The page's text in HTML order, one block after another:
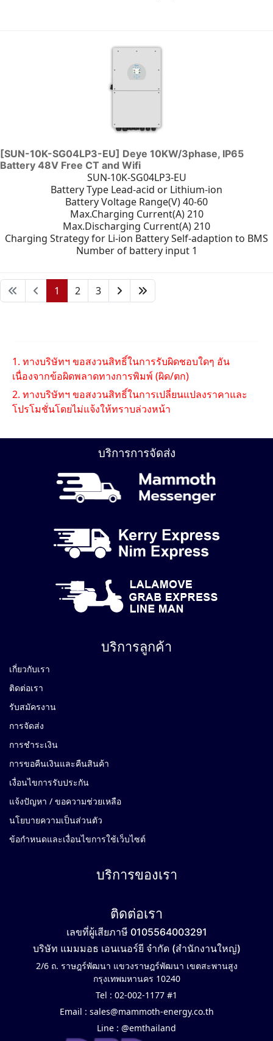
[SUN-10K-SG04LP3-EU] Deye 10KW/3phase, IP65
Battery 48V Free CT and Wifi
SUN-10K-SG04LP3-EU
Battery Type Lead-acid or Lithium-ion
Battery Voltage Range(V) 40-60
Max.Charging Current(A) 210
Max.Discharging Current(A) 210
Charging Strategy for Li-ion Battery Self-adaption to BMS
Number of battery input 1
1 2 3
1. ทางบริษัทฯ ขอสงวนสิทธิ์ในการรับผิดชอบใดๆ อัน
เนื่องจากข้อผิดพลาดทางการพิมพ์ (ผิด/ตก)
2. ทางบริษัทฯ ขอสงวนสิทธิ์ในการเปลี่ยนแปลงราคาและ
โปรโมชั่นโดยไม่แจ้งให้ทราบล่วงหน้า
บริการการจัดส่ง
บริการลูกค้า
เกี่ยวกับเรา
ติดต่อเรา
รับสมัครงาน
การจัดส่ง
การชำระเงิน
การขอคืนเงินและคืนสินค้า
เงื่อนไขการรับประกัน
แจ้งปัญหา / ขอความช่วยเหลือ
นโยบายความเป็นส่วนตัว
ข้อกำหนดและเงื่อนไขการใช้เว็บไซต์
บริการของเรา
ติดต่อเรา
เลขที่ผู้เสียภาษี 0105564003291
บริษัท แมมมอธ เอนเนอร์ยี จำกัด (สำนักงานใหญ่)
2/6 ถ. ราษฎร์พัฒนา แขวงราษฎร์พัฒนา เขตสะพานสูง
กรุงเทพมหานคร 10240
Tel : 02-002-1177 #1
Email : sales@mammoth-energy.co.th
Line : @emthailand